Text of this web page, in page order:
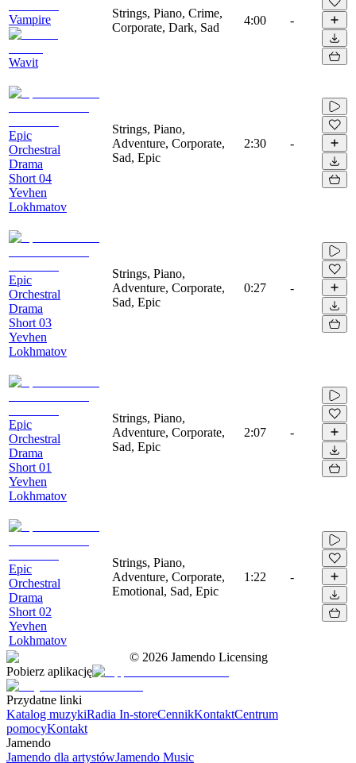
Vampire
Wavit
Strings, Piano, Crime,
Corporate, Dark, Sad
4:00 -
Epic
Orchestral
Drama
Short 04
Yevhen
Lokhmatov
Strings, Piano,
Adventure, Corporate,
Sad, Epic
2:30 -
Epic
Orchestral
Drama
Short 03
Yevhen
Lokhmatov
Strings, Piano,
Adventure, Corporate,
Sad, Epic
0:27 -
Epic
Orchestral
Drama
Short 01
Yevhen
Lokhmatov
Strings, Piano,
Adventure, Corporate,
Sad, Epic
2:07 -
Epic
Orchestral
Drama
Short 02
Yevhen
Lokhmatov
Strings, Piano,
Adventure, Corporate,
Emotional, Sad, Epic
1:22 -
© 2026 Jamendo Licensing
Pobierz aplikację
Przydatne linki
Katalog muzykiRadia In-storeCennikKontaktCentrum
pomocyKontakt
Jamendo
Jamendo dla artystówJamendo Music